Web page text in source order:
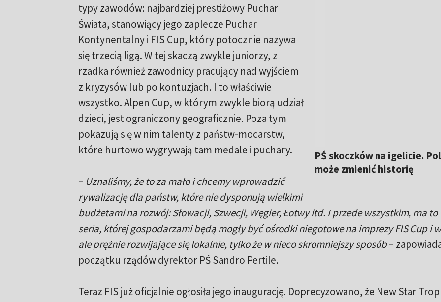
PŚ skoczków na igelicie.
może zmienić historię
typy zawodów: najbardziej prestiżowy Puchar
Świata, stanowiący jego zaplecze Puchar
Kontynentalny i FIS Cup, który potocznie nazywa
się trzecią ligą. W tej skaczą zwykle juniorzy, z
rzadka również zawodnicy pracujący nad wyjściem
z kryzysów lub po kontuzjach. I to właściwie
wszystko. Alpen Cup, w którym zwykle biorą udział
dzieci, jest ograniczony geograficznie. Poza tym
pokazują się w nim talenty z państw-mocarstw,
które hurtowo wygrywają tam medale i puchary.
– Uznaliśmy, że to za mało i chcemy wprowadzić
rywalizację dla państw, które nie dysponują wielkimi
budżetami na rozwój: Słowacji, Szwecji, Węgier, Łotwy itd. I przede wszystkim, ma to
seria, której gospodarzami będą mogły być ośrodki niegotowe na imprezy FIS Cup i
ale prężnie rozwijające się lokalnie, tylko że w nieco skromniejszy sposób–
początku rządów dyrektor PŚ Sandro Pertile.
Teraz FIS już oficjalnie ogłosiła jego inaugurację. Doprecyzowano, że New Star